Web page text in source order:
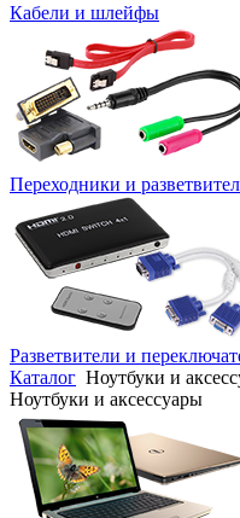
Кабели и шлейфы
Переходники и
Разветвители и
Каталог Ноутбуки и
Ноутбуки и аксессуары